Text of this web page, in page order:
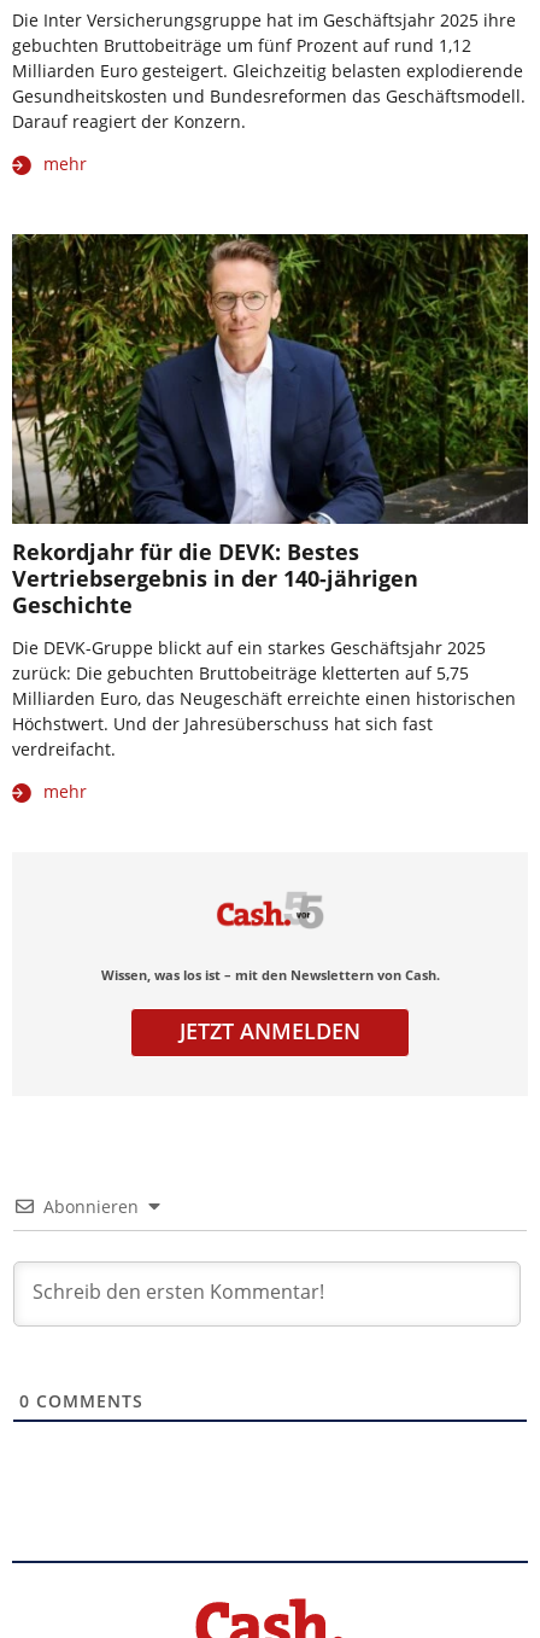
Die Inter Versicherungsgruppe hat im Geschäftsjahr 2025 ihre
gebuchten Bruttobeiträge um fünf Prozent auf rund 1,12
Milliarden Euro gesteigert. Gleichzeitig belasten explodierende
Gesundheitskosten und Bundesreformen das Geschäftsmodell.
Darauf reagiert der Konzern.
mehr
Rekordjahr für die DEVK: Bestes
Vertriebsergebnis in der 140-jährigen
Geschichte
Die DEVK-Gruppe blickt auf ein starkes Geschäftsjahr 2025
zurück: Die gebuchten Bruttobeiträge kletterten auf 5,75
Milliarden Euro, das Neugeschäft erreichte einen historischen
Höchstwert. Und der Jahresüberschuss hat sich fast
verdreifacht.
mehr
Wissen, was los ist – mit den Newslettern von Cash.
JETZT ANMELDEN
Abonnieren
0 COMMENTS